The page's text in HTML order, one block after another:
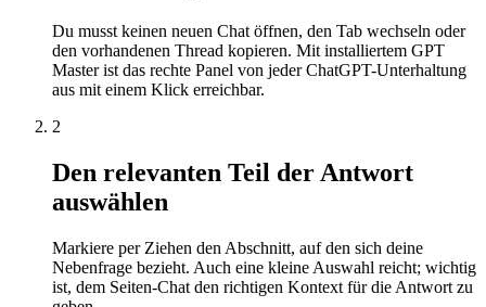
Du musst keinen neuen Chat öffnen, den Tab wechseln oder
den vorhandenen Thread kopieren. Mit installiertem GPT
Master ist das rechte Panel von jeder ChatGPT-Unterhaltung
aus mit einem Klick erreichbar.
2
Den relevanten Teil der Antwort
auswählen
Markiere per Ziehen den Abschnitt, auf den sich deine
Nebenfrage bezieht. Auch eine kleine Auswahl reicht; wichtig
ist, dem Seiten-Chat den richtigen Kontext für die Antwort zu